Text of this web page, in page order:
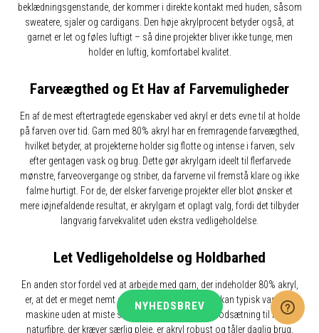
beklædningsgenstande, der kommer i direkte kontakt med huden, såsom
sweatere, sjaler og cardigans. Den høje akrylprocent betyder også, at
garnet er let og føles luftigt – så dine projekter bliver ikke tunge, men
holder en luftig, komfortabel kvalitet.
Farveægthed og Et Hav af Farvemuligheder
En af de mest eftertragtede egenskaber ved akryl er dets evne til at holde
på farven over tid. Garn med 80% akryl har en fremragende farveægthed,
hvilket betyder, at projekterne holder sig flotte og intense i farven, selv
efter gentagen vask og brug. Dette gør akrylgarn ideelt til flerfarvede
mønstre, farveovergange og striber, da farverne vil fremstå klare og ikke
falme hurtigt. For de, der elsker farverige projekter eller blot ønsker et
mere iøjnefaldende resultat, er akrylgarn et oplagt valg, fordi det tilbyder
langvarig farvekvalitet uden ekstra vedligeholdelse.
Let Vedligeholdelse og Holdbarhed
En anden stor fordel ved at arbejde med garn, der indeholder 80% akryl,
er, at det er meget nemt at vedligeholde. Akrylgarn kan typisk vaskes i
maskine uden at miste sin form eller blødhed. I modsætning til nogle
naturfibre, der kræver særlig pleje, er akryl robust og tåler daglig brug.
NYHEDSBREV